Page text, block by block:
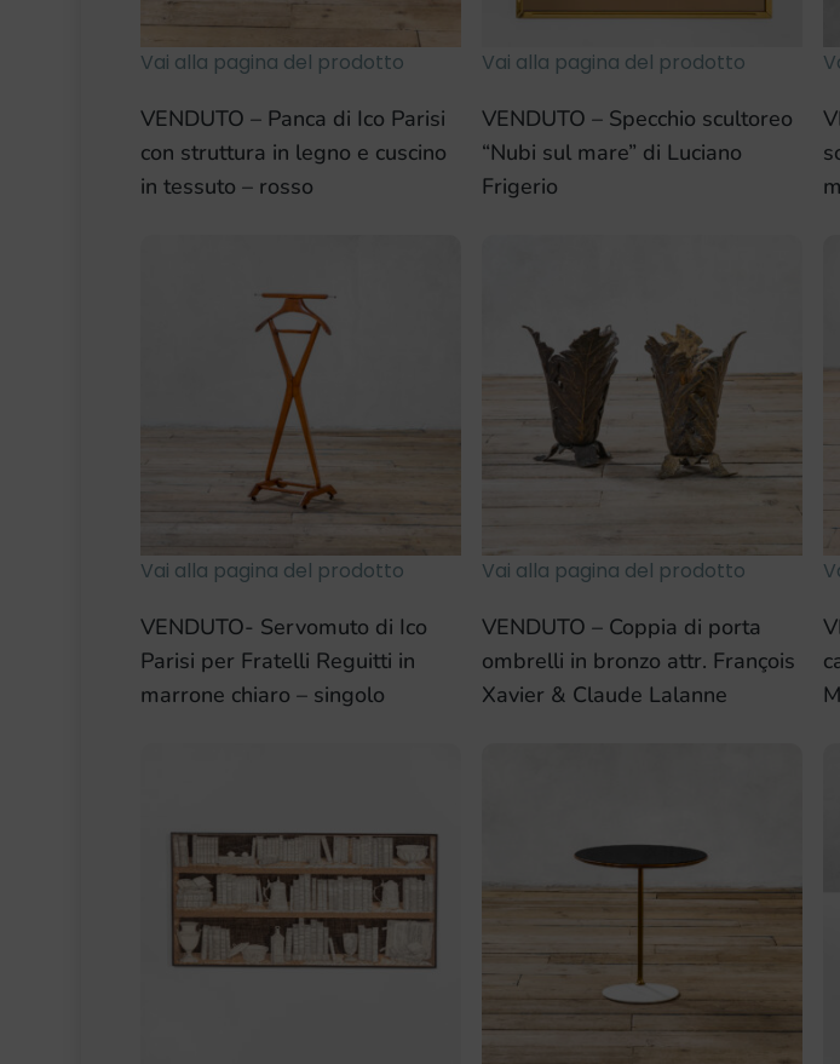
Vai alla pagina del prodotto
VENDUTO – Panca di Ico Parisi
con struttura in legno e cuscino
in tessuto – rosso
Vai alla pagina del prodotto
VENDUTO – Specchio scultoreo
“Nubi sul mare” di Luciano
Frigerio
Vai alla pagina del prodotto
VENDUTO- Servomuto di Ico
Parisi per Fratelli Reguitti in
marrone chiaro – singolo
Vai alla pagina del prodotto
VENDUTO – Coppia di porta
ombrelli in bronzo attr. François
Xavier & Claude Lalanne